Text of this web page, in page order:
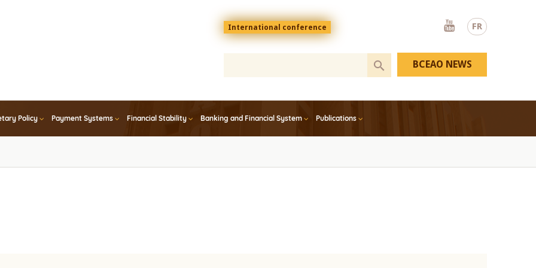
FR
Menu
top
En
International conference
Youtube
Policy Payment Systems Financial Stability Banking and Financial System Publications
BCEAO NEWS